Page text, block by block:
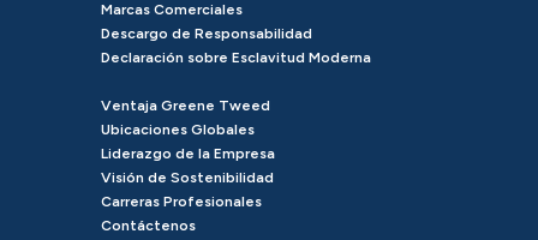
Marcas Comerciales
Descargo de Responsabilidad
Declaración sobre Esclavitud Moderna
Ventaja Greene Tweed
Ubicaciones Globales
Liderazgo de la Empresa
Visión de Sostenibilidad
Carreras Profesionales
Contáctenos